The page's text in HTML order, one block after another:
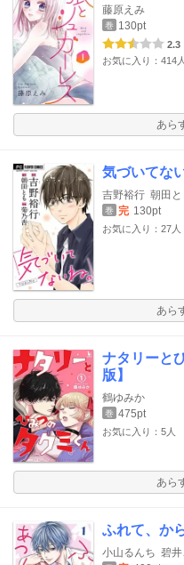
藤原えみ
巻 130pt
2.3
お気に入り：414人
あら
気づいてな
吉野裕行 朝田と
巻 完 130pt
お気に入り：27人
あら
ナタリーと
版】
鶴ゆみか
巻 475pt
お気に入り：5人
あら
ふれて、か
小山るんち 碧井